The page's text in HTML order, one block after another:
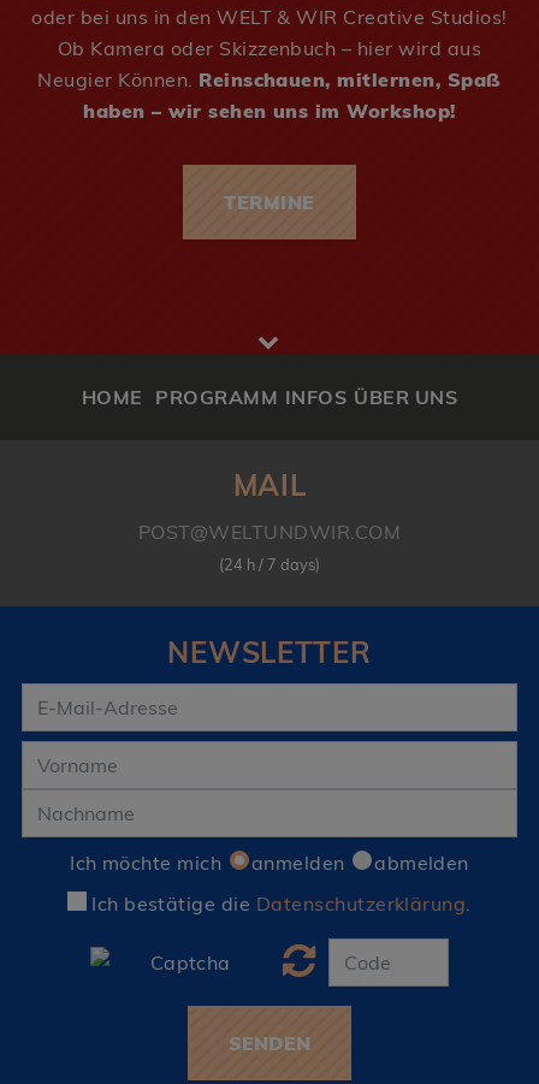
oder bei uns in den WELT & WIR Creative Studios!
Ob Kamera oder Skizzenbuch – hier wird aus
Neugier Können. Reinschauen, mitlernen, Spaß
haben – wir sehen uns im Workshop!
TERMINE
HOME PROGRAMM INFOS ÜBER UNS
MAIL
POST@WELTUNDWIR.COM
(24 h / 7 days)
NEWSLETTER
Ich möchte mich anmelden
abmelden
Ich bestätige die Datenschutzerklärung
SENDEN